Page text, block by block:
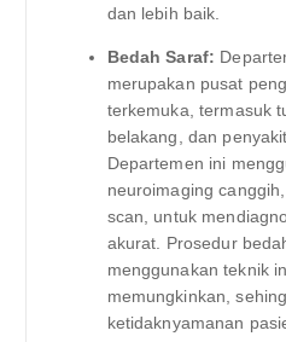
dan lebih baik.
Bedah Saraf:
merupakan pusat
terkemuka, termasuk
belakang, dan
Departemen ini
neuroimaging
scan, untuk
akurat. Prosedur
menggunakan teknik
memungkinkan,
ketidaknyamanan